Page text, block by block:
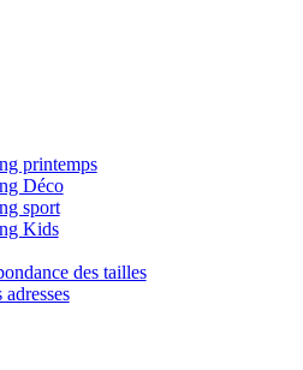
printemps
Déco
sport
Kids
des tailles